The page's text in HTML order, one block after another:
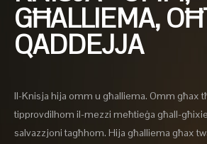
GĦALLIEMA,
QADDEJJA
Il-Knisja hija omm u għalliema. Omm għax
tipprovdilhom il-mezzi meħtieġa għall-
salvazzjoni tagħhom. Hija għalliema għax